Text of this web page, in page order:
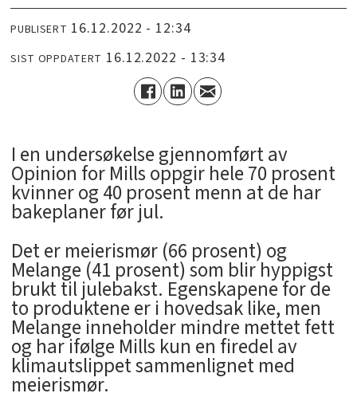
PUBLISERT 16.12.2022 - 12:34
SIST OPPDATERT 16.12.2022 - 13:34
­I en undersøkelse gjennomført av
Opinion for Mills oppgir hele 70 prosent
kvinner og 40 prosent menn at de har
bakeplaner før jul.
Det er meierismør (66 prosent) og
Melange (41 prosent) som blir hyppigst
brukt til julebakst. Egenskapene for de
to produktene er i hovedsak like, men
Melange inneholder mindre mettet fett
og har ifølge Mills kun en firedel av
klimautslippet sammenlignet med
meierismør.